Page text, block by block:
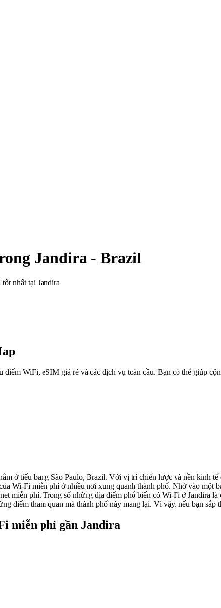
Jandira - Brazil
nhất tại Jandira
điểm WiFi, eSIM giá rẻ và các dịch vụ toàn cầu. Bạn có thể giúp
ở tiểu bang São Paulo, Brazil. Với vị trí chiến lược và nền kinh
Wi-Fi miễn phí ở nhiều nơi xung quanh thành phố. Nhờ vào
miễn phí. Trong số những địa điểm phổ biến có Wi-Fi ở Jandira
điểm tham quan mà thành phố này mang lại. Vì vậy, nếu bạn
miễn phí gần Jandira